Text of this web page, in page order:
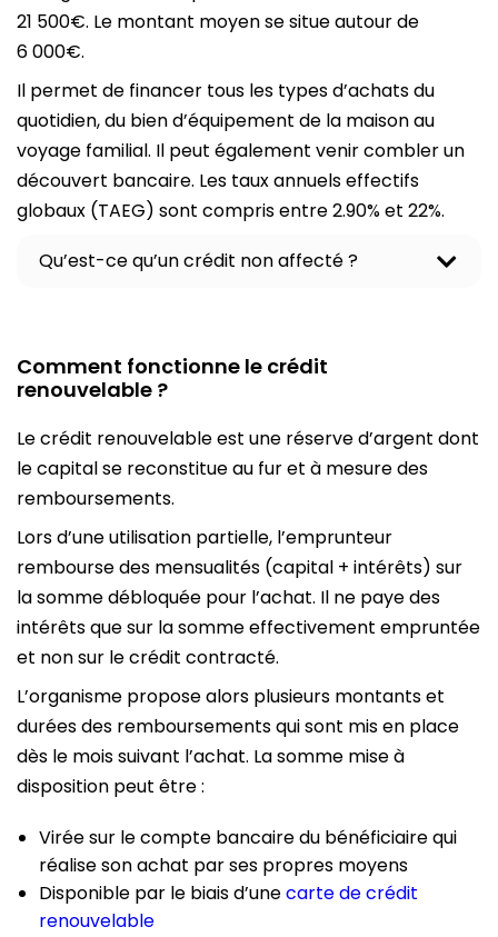
21 500€. Le montant moyen se situe autour de
6 000€.
Il permet de financer tous les types d’achats du
quotidien, du bien d’équipement de la maison au
voyage familial. Il peut également venir combler un
découvert bancaire. Les taux annuels effectifs
globaux (TAEG) sont compris entre 2.90% et 22%.
c
o
Qu’est-ce qu’un crédit non affecté ?
Comment fonctionne le crédit
renouvelable ?
Le crédit renouvelable est une réserve d’argent dont
le capital se reconstitue au fur et à mesure des
remboursements.
Lors d’une utilisation partielle, l’emprunteur
rembourse des mensualités (capital + intérêts) sur
la somme débloquée pour l’achat. Il ne paye des
intérêts que sur la somme effectivement empruntée
et non sur le crédit contracté.
L’organisme propose alors plusieurs montants et
durées des remboursements qui sont mis en place
dès le mois suivant l’achat. La somme mise à
disposition peut être :
Virée sur le compte bancaire du bénéficiaire qui
réalise son achat par ses propres moyens
Disponible par le biais d’unecarte de crédit
renouvelable